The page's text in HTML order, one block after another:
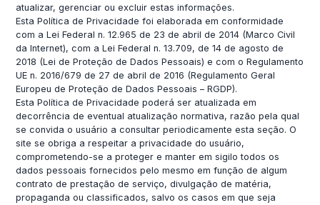
atualizar, gerenciar ou excluir estas informações.
Esta Política de Privacidade foi elaborada em conformidade
com a Lei Federal n. 12.965 de 23 de abril de 2014 (Marco Civil
da Internet), com a Lei Federal n. 13.709, de 14 de agosto de
2018 (Lei de Proteção de Dados Pessoais) e com o Regulamento
UE n. 2016/679 de 27 de abril de 2016 (Regulamento Geral
Europeu de Proteção de Dados Pessoais – RGDP).
Esta Política de Privacidade poderá ser atualizada em
decorrência de eventual atualização normativa, razão pela qual
se convida o usuário a consultar periodicamente esta seção. O
site se obriga a respeitar a privacidade do usuário,
comprometendo-se a proteger e manter em sigilo todos os
dados pessoais fornecidos pelo mesmo em função de algum
contrato de prestação de serviço, divulgação de matéria,
propaganda ou classificados, salvo os casos em que seja